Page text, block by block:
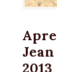
2013